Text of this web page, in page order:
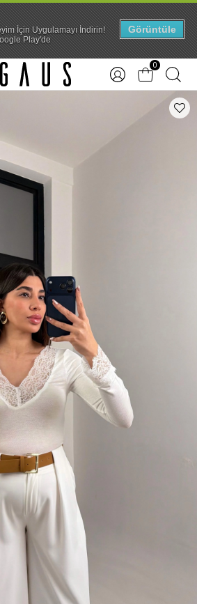
0
İçin Uygulamayı İndirin!
Play'de
Görüntüle